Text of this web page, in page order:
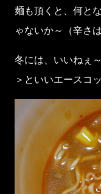
麺も頂くと、何と
ゃないか～（辛さ
冬には、いいねぇ
＞といいエースコ